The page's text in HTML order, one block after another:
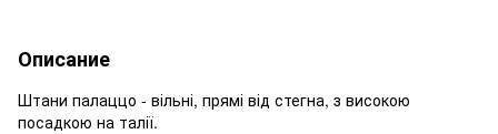
Описание
Штани палаццо - вільні, прямі від стегна, з високою
посадкою на талії.